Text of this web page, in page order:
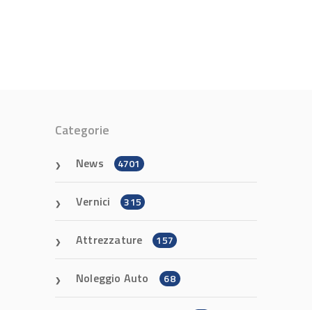
Categorie
News 4701
Vernici 315
Attrezzature 157
Noleggio Auto 68